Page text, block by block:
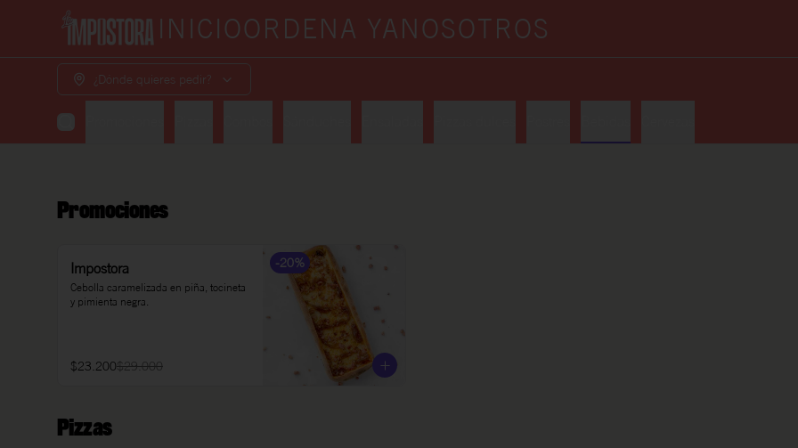
INICIOORDENA YANOSOTROS
¿Dónde quieres pedir?
Promociones
-20%
Impostora
Cebolla caramelizada en piña, tocineta
y pimienta negra.
$23.200$29.000
Pizzas